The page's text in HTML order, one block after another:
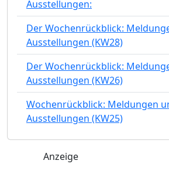
Ausstellungen:
Der Wochenrückblick:
Ausstellungen (KW28)
Der Wochenrückblick:
Ausstellungen (KW26)
Wochenrückblick: Meldungen
Ausstellungen (KW25)
Anzeige